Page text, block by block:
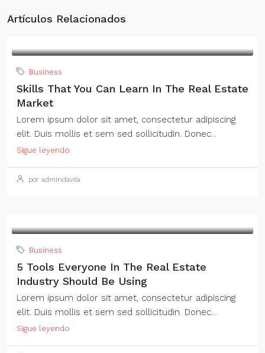
Artículos Relacionados
Business
Skills That You Can Learn In The Real Estate
Market
Lorem ipsum dolor sit amet, consectetur adipiscing
elit. Duis mollis et sem sed sollicitudin. Donec...
Sigue leyendo
por admindavila
Business
5 Tools Everyone In The Real Estate
Industry Should Be Using
Lorem ipsum dolor sit amet, consectetur adipiscing
elit. Duis mollis et sem sed sollicitudin. Donec...
Sigue leyendo